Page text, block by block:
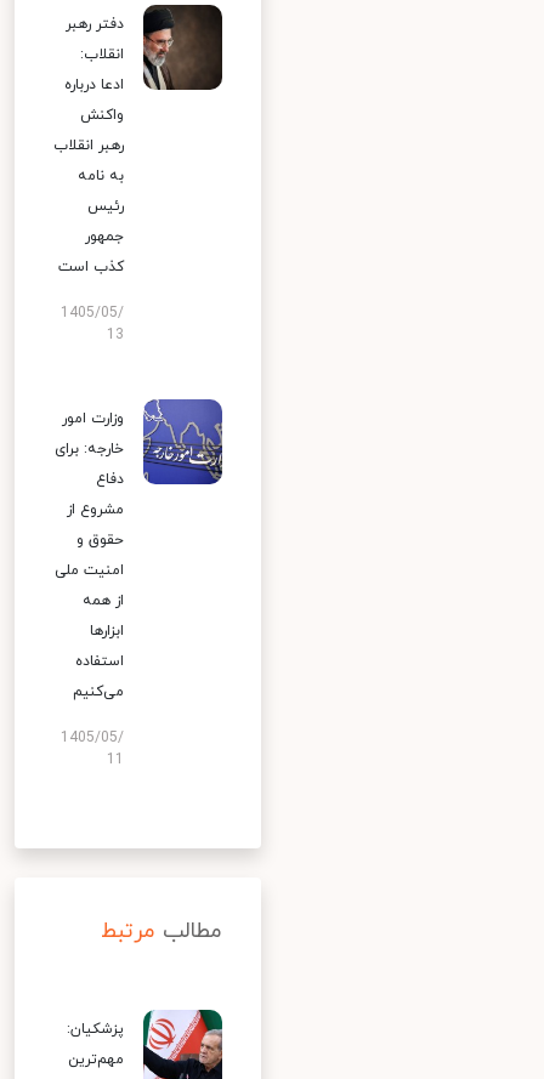
دفتر رهبر
انقلاب:
ادعا درباره
واکنش
رهبر انقلاب
به نامه
رئیس
جمهور
کذب است
1405/05/
13
وزارت امور
خارجه: برای
دفاع
مشروع از
حقوق و
امنیت ملی
از همه
ابزارها
استفاده
می‌کنیم
1405/05/
مطالب مرتبط
پزشکیان:
مهم‌ترین